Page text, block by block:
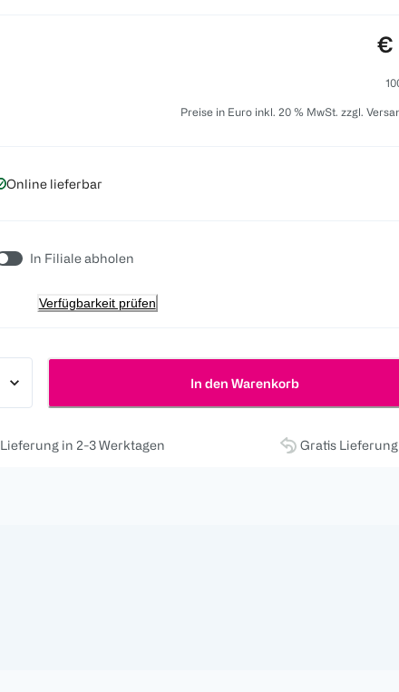
€
Preise in Euro inkl. 20 % MwSt. zzgl.
Online lieferbar
In Filiale abholen
Verfügbarkeit prüfen
In den Warenkorb
Lieferung in 2-3 Werktagen Gratis